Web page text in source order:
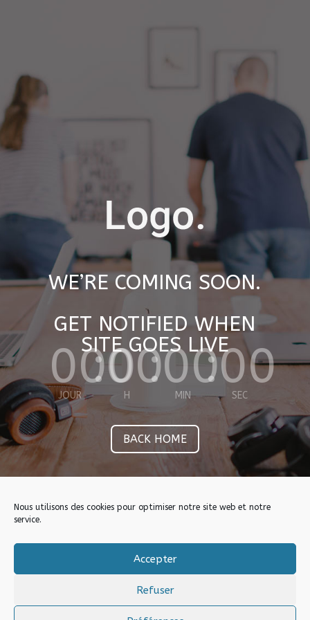
Nous utilisons des cookies pour optimiser notre site web et notre
service.
Accepter
Refuser
WE’RE COMING SOON.
GET NOTIFIED WHEN
SITE GOES LIVE
000
JOUR
:00
H
:00
MIN
:00
SEC
BACK HOME